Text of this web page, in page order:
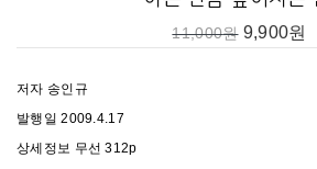
11,000원 9,900원
저자 송인규
발행일 2009.4.17
상세정보 무선 312p